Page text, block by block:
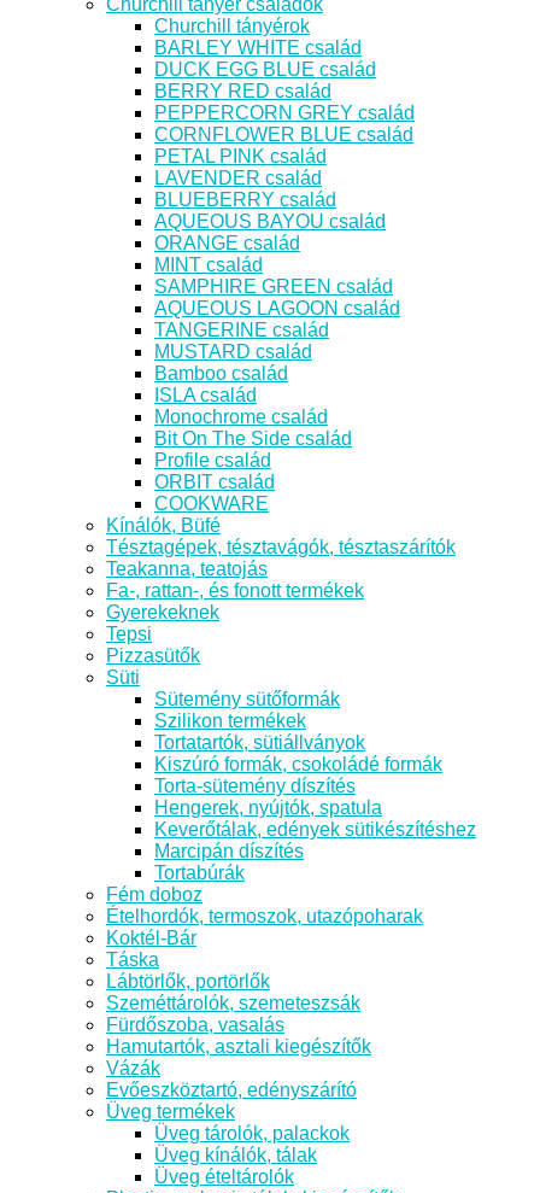
Churchill tányérok
BARLEY WHITE család
DUCK EGG BLUE család
BERRY RED család
PEPPERCORN GREY család
CORNFLOWER BLUE család
PETAL PINK család
LAVENDER család
BLUEBERRY család
AQUEOUS BAYOU család
ORANGE család
MINT család
SAMPHIRE GREEN család
AQUEOUS LAGOON család
TANGERINE család
MUSTARD család
Bamboo család
ISLA család
Monochrome család
Bit On The Side család
Profile család
ORBIT család
COOKWARE
Kínálók, Büfé
Tésztagépek, tésztavágók, tésztaszárítók
Teakanna, teatojás
Fa-, rattan-, és fonott termékek
Gyerekeknek
Tepsi
Pizzasütők
Süti
Sütemény sütőformák
Szilikon termékek
Tortatartók, sütiállványok
Kiszúró formák, csokoládé formák
Torta-sütemény díszítés
Hengerek, nyújtók, spatula
Keverőtálak, edények sütikészítéshez
Marcipán díszítés
Tortabúrák
Fém doboz
Ételhordók, termoszok, utazópoharak
Koktél-Bár
Táska
Lábtörlők, portörlők
Szeméttárolók, szemeteszsák
Fürdőszoba, vasalás
Hamutartók, asztali kiegészítők
Vázák
Evőeszköztartó, edényszárító
Üveg termékek
Üveg tárolók, palackok
Üveg kínálók, tálak
Üveg ételtárolók